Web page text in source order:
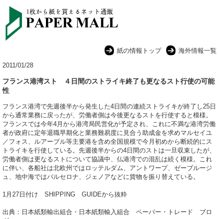
紙の情報トップ
海外情報一覧
2011/01/28
フランス港湾スト ４日間のストライキ終了も更なるスト行使の可能
性
フランス港湾で先週後半から発生した4日間の連続ストライキが終了し25日
から通常業務に戻ったが、労働者側は今後更なるストを行使すると模様。
フランスでは今年4月から港湾局民営化が予定され、これに不満な港湾労働
者が政府に定年退職早期化と業務難易度に見合う助成金を求めマルセイユ
／フォス、ルアーブル等主要港を含め全国規模で今月初めから断続的にス
トライキを行使している。先週後半からの4日間のストは一旦収束したが、
労働者側は更なるストについて協議中、仏港湾での混乱は続く模様。これ
に伴い、各船社は北欧州ではロッテルダム、アントワープ、ゼーブルージ
ュ、地中海ではバルセロナ、ジェノアなどに貨物を振り替えている。
1月27日付け SHIPPING GUIDEから抜粋
出典：日本紙類輸出組合・日本紙類輸入組合 ペーパー・トレード ブロ